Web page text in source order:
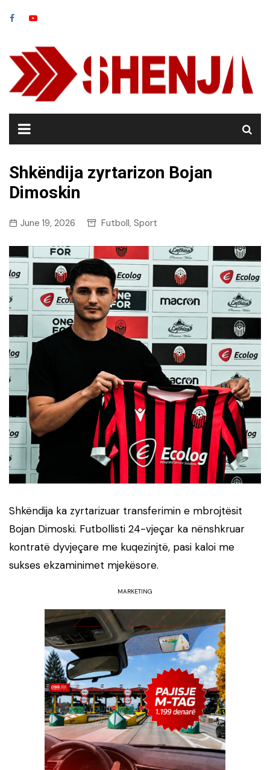
Shkëndija zyrtarizon Bojan
Dimoskin
June 19, 2026 Futboll, Sport
Shkëndija ka zyrtarizuar transferimin e mbrojtësit
Bojan Dimoski. Futbollisti 24-vjeçar ka nënshkruar
kontratë dyvjeçare me kuqezinjtë, pasi kaloi me
sukses ekzaminimet mjekësore.
MARKETING